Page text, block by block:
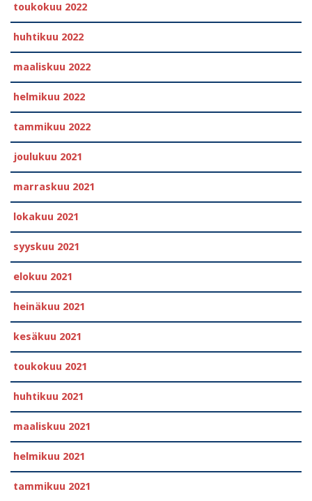
toukokuu 2022
huhtikuu 2022
maaliskuu 2022
helmikuu 2022
tammikuu 2022
joulukuu 2021
marraskuu 2021
lokakuu 2021
syyskuu 2021
elokuu 2021
heinäkuu 2021
kesäkuu 2021
toukokuu 2021
huhtikuu 2021
maaliskuu 2021
helmikuu 2021
tammikuu 2021